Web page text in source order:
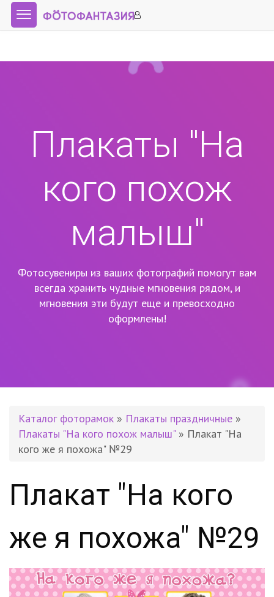
Плакаты "На
кого похож
малыш"
Фотосувениры из ваших фотографий помогут вам
всегда хранить чудные мгновения рядом, и
мгновения эти будут еще и превосходно
оформлены!
Каталог фоторамок » Плакаты праздничные »
Плакаты "На кого похож малыш"» Плакат "На
кого же я похожа" №29
Плакат "На кого
же я похожа" №29